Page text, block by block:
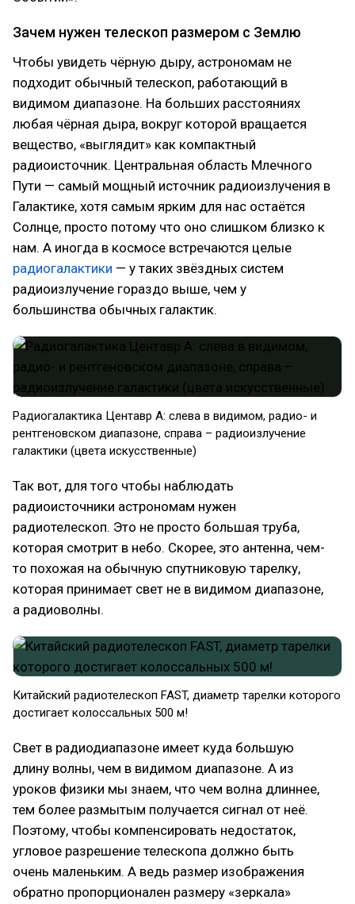
Зачем нужен телескоп размером с Землю
Чтобы увидеть чёрную дыру, астрономам не
подходит обычный телескоп, работающий в
видимом диапазоне. На больших расстояниях
любая чёрная дыра, вокруг которой вращается
вещество, «выглядит» как компактный
радиоисточник. Центральная область Млечного
Пути — самый мощный источник радиоизлучения в
Галактике, хотя самым ярким для нас остаётся
Солнце, просто потому что оно слишком близко к
нам. А иногда в космосе встречаются целые
радиогалактики — у таких звёздных систем
радиоизлучение гораздо выше, чем у
большинства обычных галактик.
Радиогалактика Центавр А: слева в видимом, радио- и
рентгеновском диапазоне, справа – радиоизлучение
галактики (цвета искусственные)
Так вот, для того чтобы наблюдать
радиоисточники астрономам нужен
радиотелескоп. Это не просто большая труба,
которая смотрит в небо. Скорее, это антенна, чем-
то похожая на обычную спутниковую тарелку,
которая принимает свет не в видимом диапазоне,
а радиоволны.
Китайский радиотелескоп FAST, диаметр тарелки которого
достигает колоссальных 500 м!
Свет в радиодиапазоне имеет куда большую
длину волны, чем в видимом диапазоне. А из
уроков физики мы знаем, что чем волна длиннее,
тем более размытым получается сигнал от неё.
Поэтому, чтобы компенсировать недостаток,
угловое разрешение телескопа должно быть
очень маленьким. А ведь размер изображения
обратно пропорционален размеру «зеркала»